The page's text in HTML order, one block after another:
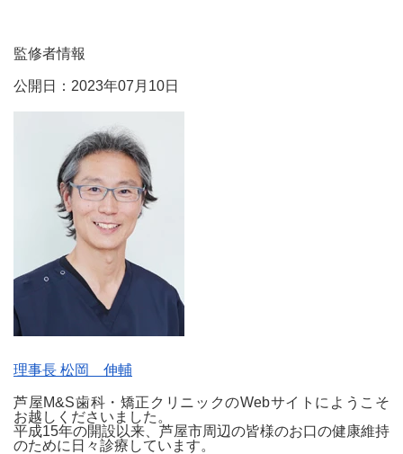
監修者情報
公開日：2023年07月10日
理事長 松岡 伸輔
芦屋M&S歯科・矯正クリニックのWebサイトにようこそ
お越しくださいました。
平成15年の開設以来、芦屋市周辺の皆様のお口の健康維持
のために日々診療しています。